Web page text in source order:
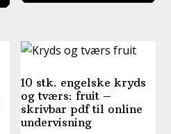
10 stk. engelske kryds
og tværs: fruit –
skrivbar pdf til online
undervisning